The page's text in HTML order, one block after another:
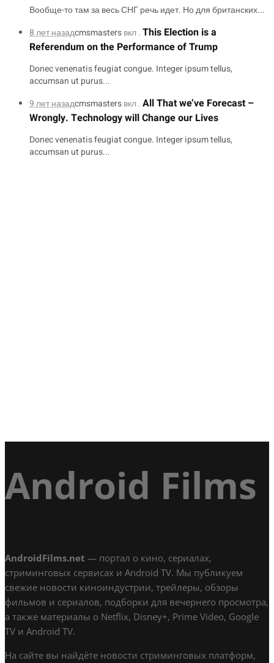
Вообще-то там за весь СНГ речь идет. Но для британских...
8 лет назадcmsmastersвкл .This Election is a
Referendum on the Performance of Trump
Donec venenatis feugiat congue. Integer ipsum tellus,
accumsan ut purus...
9 лет назадcmsmastersвкл .All That we’ve Forecast –
Wrongly. Technology will Change our Lives
Donec venenatis feugiat congue. Integer ipsum tellus,
accumsan ut purus...
Android Films
AndroidFilms.net — портал о кино, сериалах,
стриминговых сервисах и Android TV. Мы публикуем
свежие новости киноиндустрии, трейлеры, обзоры
фильмов и сериалов, подборки для вечернего просмотра,
а также материалы о Netflix, Disney+, Prime Video, Google
TV и Android TV.
На сайте вы найдёте новости стриминговых платформ,